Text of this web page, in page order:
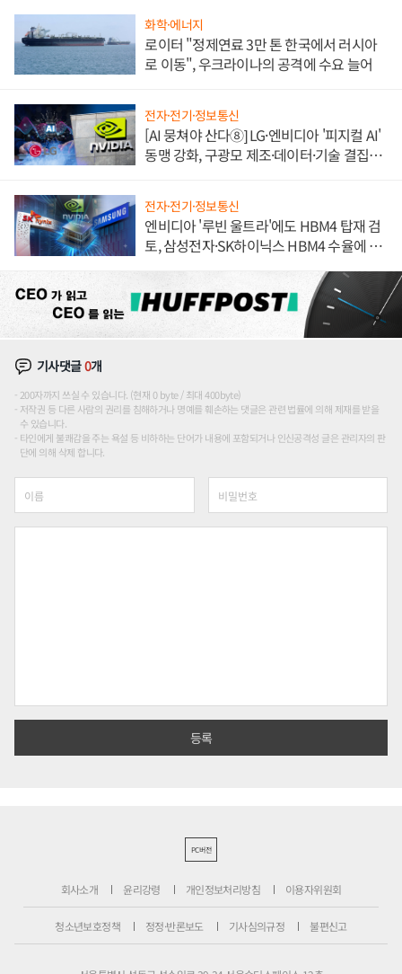
화학·에너지
로이터 "정제연료 3만 톤 한국에서 러시아
로 이동", 우크라이나의 공격에 수요 늘어
전자·전기·정보통신
[AI 뭉쳐야 산다⑧] LG·엔비디아 '피지컬 AI'
동맹 강화, 구광모 제조·데이터·기술 결집
전자·전기·정보통신
엔비디아 '루빈 울트라'에도 HBM4 탑재 검
토, 삼성전자·SK하이닉스 HBM4 수율에 주
기사댓글0개
200자까지 쓰실 수 있습니다. (현재 0 byte / 최대 400byte)
저작권 등 다른 사람의 권리를 침해하거나 명예를 훼손하는 댓글은 관련 법률에 의해 제재를 받을
수 있습니다.
타인에게 불쾌감을 주는 욕설 등 비하하는 단어가 내용에 포함되거나 인신공격성 글은 관리자의 판
단에 의해 삭제 합니다.
PC버전
회사소개 윤리강령 개인정보처리방침 이용자위원회
청소년보호정책 정정·반론보도 기사심의규정 불편신고